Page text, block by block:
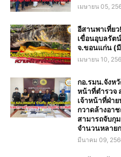
เมษายน 05,
อีสานพาเที่ย
เขื่อนอุบลรัต
จ.ขอนแก่น (
เมษายน 10,
กอ.รมน.จังห
หน้าที่ตำรวจ
เจ้าหน้าที่ฝ่า
กวาดล้างอา
สามารถจับกุ
จำนวนหลาย
มีนาคม 09,